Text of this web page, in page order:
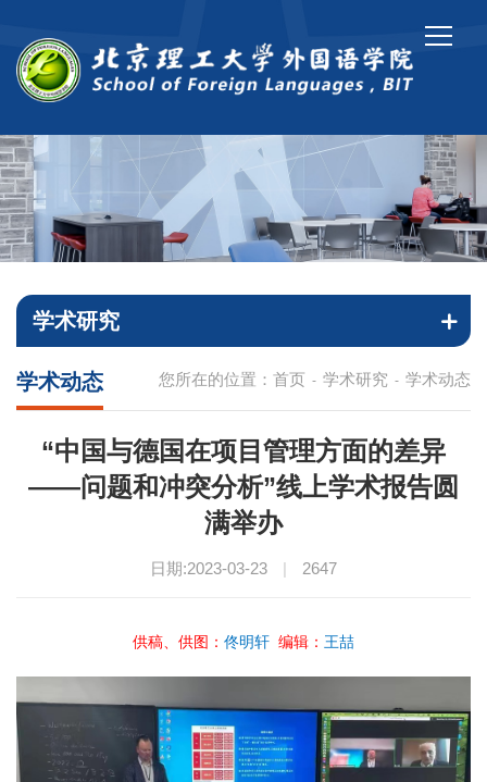
学术研究
您所在的位置： 首页 - 学术研究 - 学术动态
学术动态
“中国与德国在项目管理方面的差异
——问题和冲突分析”线上学术报告圆
满举办
日期:2023-03-23 | 2647
供稿、供图： 佟明轩 编辑： 王喆